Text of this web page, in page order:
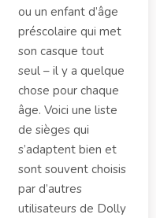
ou un enfant d’âge
préscolaire qui met
son casque tout
seul – il y a quelque
chose pour chaque
âge. Voici une liste
de sièges qui
s’adaptent bien et
sont souvent choisis
par d’autres
utilisateurs de Dolly